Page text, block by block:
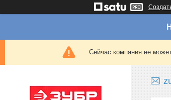
Сейчас компания не